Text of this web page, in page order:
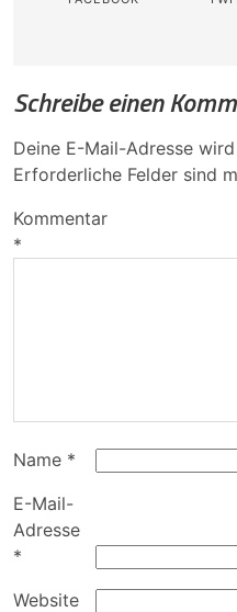
Schreibe einen
Deine E-Mail-Adresse
Erforderliche Felder sind
Kommentar
*
Name *
E-Mail-
Adresse
*
Website